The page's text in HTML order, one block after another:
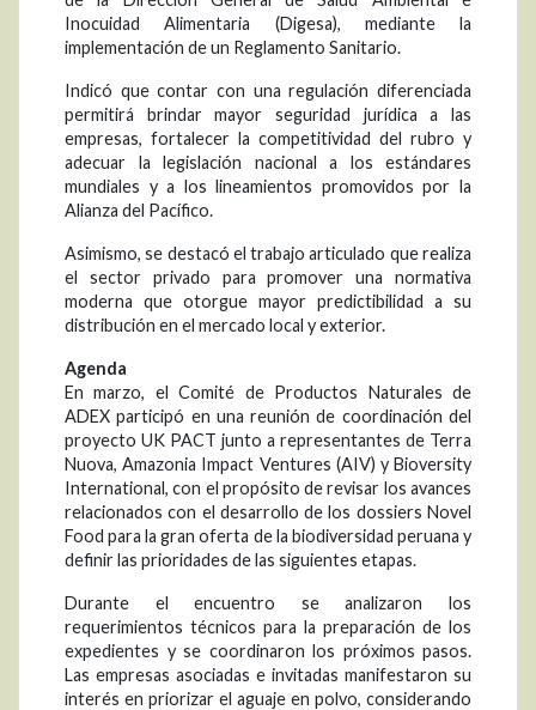
Inocuidad Alimentaria (Digesa), mediante la
implementación de un Reglamento Sanitario.
Indicó que contar con una regulación diferenciada
permitirá brindar mayor seguridad jurídica a las
empresas, fortalecer la competitividad del rubro y
adecuar la legislación nacional a los estándares
mundiales y a los lineamientos promovidos por la
Alianza del Pacífico.
Asimismo, se destacó el trabajo articulado que realiza
el sector privado para promover una normativa
moderna que otorgue mayor predictibilidad a su
distribución en el mercado local y exterior.
Agenda
En marzo, el Comité de Productos Naturales de
ADEX participó en una reunión de coordinación del
proyecto UK PACT junto a representantes de Terra
Nuova, Amazonia Impact Ventures (AIV) y Bioversity
International, con el propósito de revisar los avances
relacionados con el desarrollo de los dossiers Novel
Food para la gran oferta de la biodiversidad peruana y
definir las prioridades de las siguientes etapas.
Durante el encuentro se analizaron los
requerimientos técnicos para la preparación de los
expedientes y se coordinaron los próximos pasos.
Las empresas asociadas e invitadas manifestaron su
interés en priorizar el aguaje en polvo, considerando